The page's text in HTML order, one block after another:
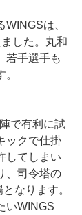
は、
した。丸和
若手選手も
で有利に試
ックで仕掛
してしまい
、司令塔の
なります。
いWINGS